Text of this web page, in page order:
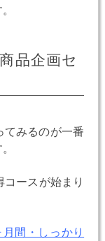
品企画セ
てみるのが一番
ースが始まり
間・しっかり